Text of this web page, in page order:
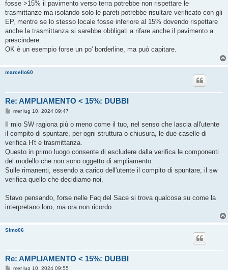
fosse >15% il pavimento verso terra potrebbe non rispettare le
trasmittanze ma isolando solo le pareti potrebbe risultare verificato con gli
EP, mentre se lo stesso locale fosse inferiore al 15% dovendo rispettare
anche la trasmittanza si sarebbe obbligati a rifare anche il pavimento a
prescindere.
OK è un esempio forse un po' borderline, ma può capitare.
marcello60
Re: AMPLIAMENTO < 15%: DUBBI
M
s
a
g
i
o
mer lug 10, 2024 09:47
Il mio SW ragiona più o meno come il tuo, nel senso che lascia all'utente
il compito di spuntare, per ogni struttura o chiusura, le due caselle di
verifica H't e trasmittanza.
Questo in primo luogo consente di escludere dalla verifica le componenti
del modello che non sono oggetto di ampliamento.
Sulle rimanenti, essendo a carico dell'utente il compito di spuntare, il sw
verifica quello che decidiamo noi.
Stavo pensando, forse nelle Faq del Sace si trova qualcosa su come la
interpretano loro, ma ora non ricordo.
Simo06
Re: AMPLIAMENTO < 15%: DUBBI
Mmer lug 10, 2024 09:55